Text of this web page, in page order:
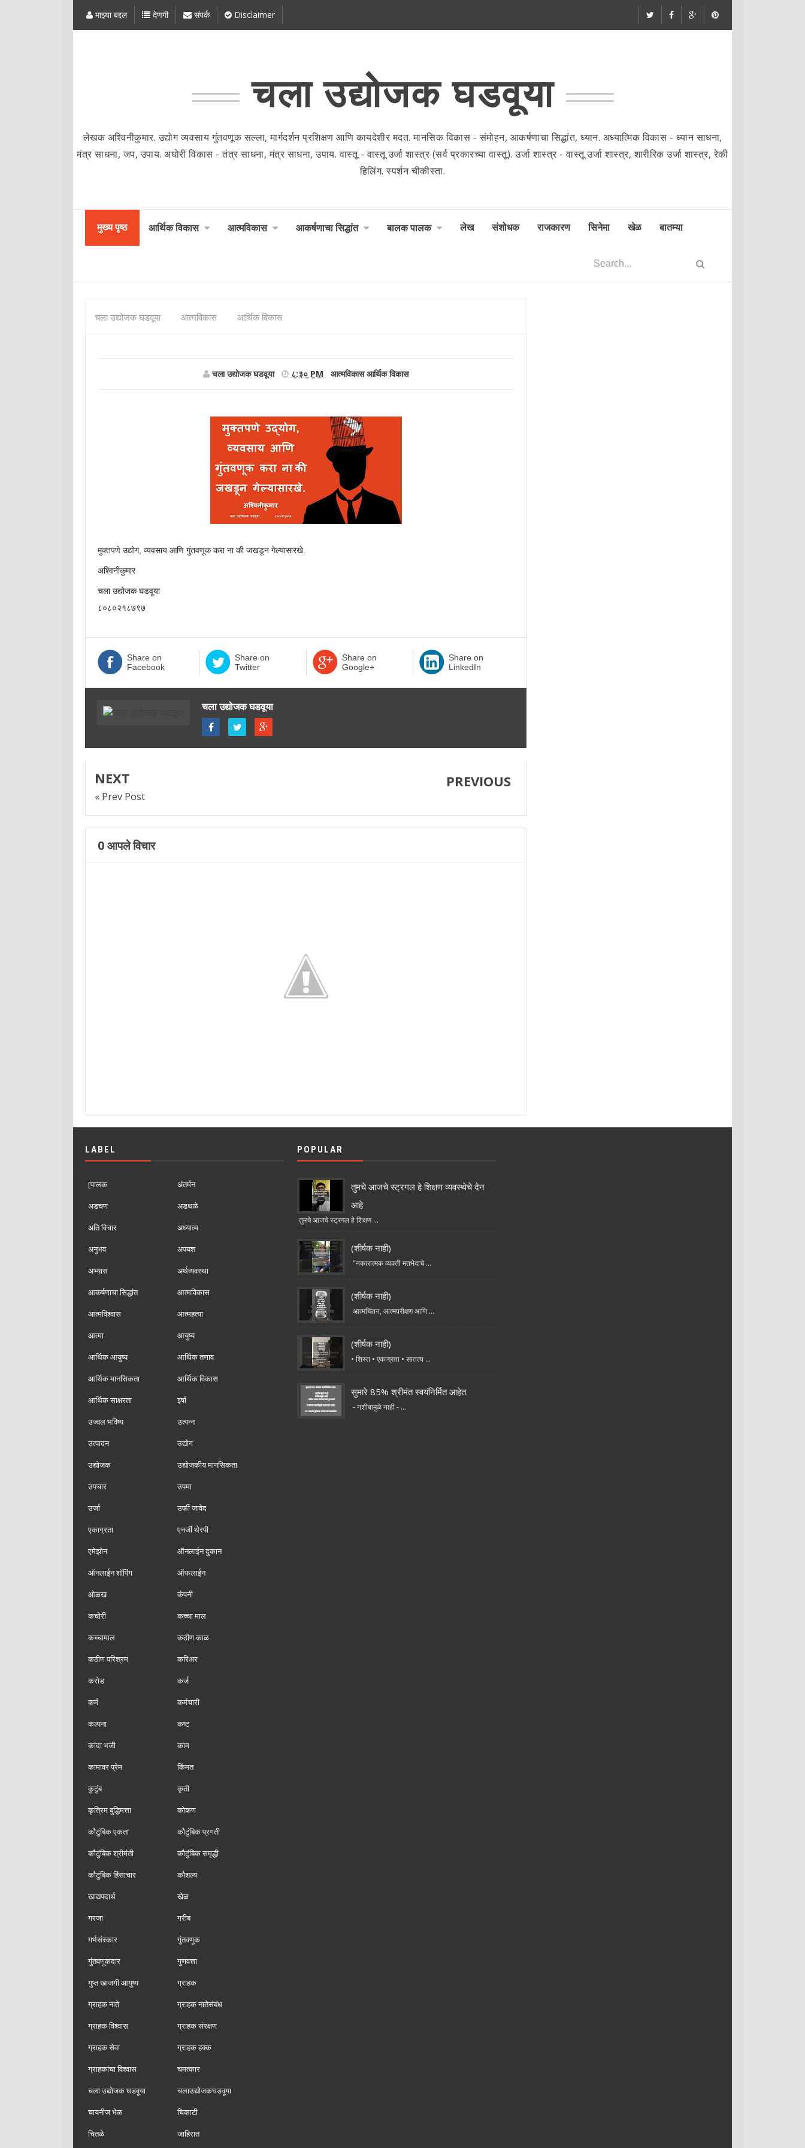
माझ्या बद्दल देणगी संपर्क Disclaimer
चला उद्योजक घडवूया
लेखक अश्विनीकुमार. उद्योग व्यवसाय गुंतवणूक सल्ला, मार्गदर्शन प्रशिक्षण आणि कायदेशीर मदत. मानसिक विकास - संमोहन, आकर्षणाचा सिद्धांत, ध्यान. अध्यात्मिक विकास - ध्यान साधना,
मंत्र साधना, जप, उपाय. अघोरी विकास - तंत्र साधना, मंत्र साधना, उपाय. वास्तू - वास्तू उर्जा शास्त्र (सर्व प्रकारच्या वास्तू). उर्जा शास्त्र - वास्तू उर्जा शास्त्र, शारीरिक उर्जा शास्त्र, रेकी
हिलिंग. स्पर्शन चीकीस्ता.
मुख्य पृष्ठ आर्थिक विकास आत्मविकास आकर्षणाचा सिद्धांत बालक पालक लेख संशोधक राजकारण सिनेमा खेळ बातम्या
चला उद्योजक घडवूया आत्मविकास आर्थिक विकास
चला उद्योजक घडवूया ८:३० PM आत्मविकास आर्थिक विकास
मुक्तपणे उद्योग, व्यवसाय आणि गुंतवणूक करा ना की जखडून गेल्यासारखे.
अश्विनीकुमार
चला उद्योजक घडवूया
८०८०२१८७९७
Share on
Facebook
Share on
Twitter
Share on
Google+
Share on
LinkedIn
चला उद्योजक घडवूया
NEXT
« Prev Post
PREVIOUS
0आपले विचार
LABEL
[पालक
अंतर्मन
अडचण
अडथळे
अति विचार
अध्यात्म
अनुभव
अपयश
अभ्यास
अर्थव्यवस्था
आकर्षणाचा सिद्धांत
आत्मविकास
आत्मविश्वास
आत्महत्या
आत्मा
आयुष्य
आर्थिक आयुष्य
आर्थिक तणाव
आर्थिक मानसिकता
आर्थिक विकास
आर्थिक साक्षरता
इर्षा
उज्वल भविष्य
उत्पन्न
उत्पादन
उद्योग
उद्योजक
उद्योजकीय मानसिकता
उपचार
उपमा
उर्जा
उर्फी जावेद
एकाग्रता
एनर्जी थेरपी
एमेझोन
ऑनलाईन दुकान
ऑनलाईन शॉपिंग
ऑफलाईन
ओळख
कंपनी
कचोरी
कच्चा माल
कच्चामाल
कठीण काळ
कठीण परिश्रम
करिअर
करोड
कर्ज
कर्म
कर्मचारी
कल्पना
कष्ट
कांदा भजी
काम
कामावर प्रेम
किंमत
कुटुंब
कृती
कृत्रिम बुद्धिमत्ता
कोकण
कौटुंबिक एकता
कौटुंबिक प्रगती
कौटुंबिक श्रीमंती
कौटुंबिक समृद्धी
कौटुंबिक हिंसाचार
कौशल्य
खाद्यपदार्थ
खेळ
गरजा
गरीब
गर्भसंस्कार
गुंतवणूक
गुंतवणूकदार
गुणवत्ता
गुप्त खाजगी आयुष्य
ग्राहक
ग्राहक नाते
ग्राहक नातेसंबंध
ग्राहक विश्वास
ग्राहक संरक्षण
ग्राहक सेवा
ग्राहक हक्क
ग्राहकांचा विश्वास
चमत्कार
चला उद्योजक घडवूया
चलाउद्योजकघडवूया
चायनीज भेळ
चिकाटी
चितळे
जाहिरात
POPULAR
तुमचे आजचे स्ट्रगल हे शिक्षण व्यवस्थेचे देन
आहे
तुमचे आजचे स्ट्रगल हे शिक्षण ...
(शीर्षक नाही)
"नकारात्मक व्यक्ती मतभेदाचे ...
(शीर्षक नाही)
आत्मचिंतन, आत्मपरीक्षण आणि ...
(शीर्षक नाही)
• शिस्त • एकाग्रता • सातत्य ...
सुमारे 85% श्रीमंत स्वयंनिर्मित आहेत.
- नशीबामुळे नाही - ...